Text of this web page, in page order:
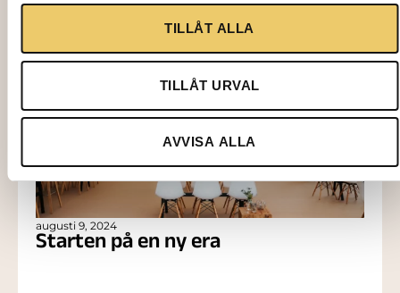
TILLÅT ALLA
TILLÅT URVAL
AVVISA ALLA
augusti 9, 2024
Starten på en ny era